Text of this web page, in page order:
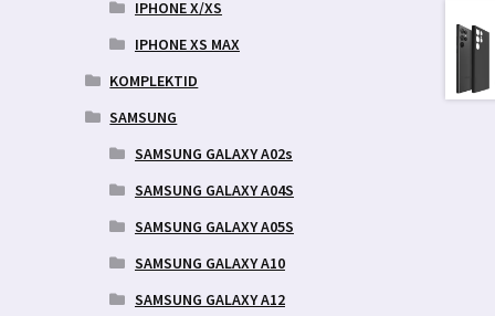
IPHONE X/XS
IPHONE XS MAX
KOMPLEKTID
SAMSUNG
SAMSUNG GALAXY A02s
SAMSUNG GALAXY A04S
SAMSUNG GALAXY A05S
SAMSUNG GALAXY A10
SAMSUNG GALAXY A12